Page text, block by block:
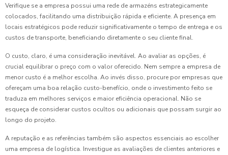
Verifique se a empresa possui uma rede de armazéns estrategicamente
colocados, facilitando uma distribuição rápida e eficiente. A presença em
locais estratégicos pode reduzir significativamente o tempo de entrega e os
custos de transporte, beneficiando diretamente o seu cliente final.
O custo, claro, é uma consideração inevitável. Ao avaliar as opções, é
crucial equilibrar o preço com o valor oferecido. Nem sempre a empresa de
menor custo é a melhor escolha. Ao invés disso, procure por empresas que
ofereçam uma boa relação custo-benefício, onde o investimento feito se
traduza em melhores serviços e maior eficiência operacional. Não se
esqueça de considerar custos ocultos ou adicionais que possam surgir ao
longo do projeto.
A reputação e as referências também são aspectos essenciais ao escolher
uma empresa de logística. Investigue as avaliações de clientes anteriores e